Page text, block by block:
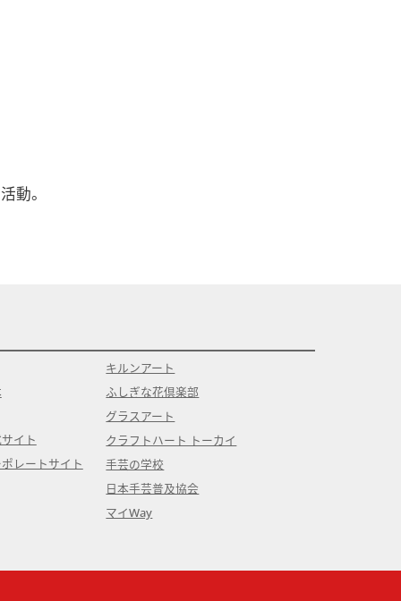
動。
イト
レートサイト
キルンアート
ふしぎな花倶楽部
グラスアート
クラフトハート トーカイ
手芸の学校
日本手芸普及協会
マイWay